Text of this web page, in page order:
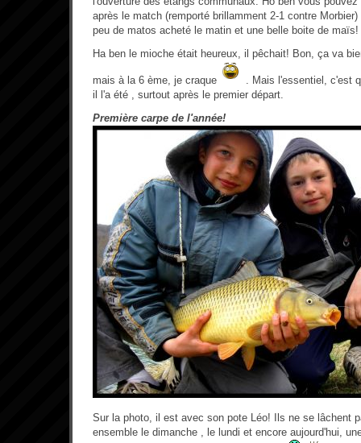
après le match (remporté brillamment 2-1 contre
peu de matos acheté le matin et une belle boite de maïs!
Ha ben le mioche était heureux, il pêchait! Bon, ça va
mais à la 6 ème, je craque
. Mais l'essentiel, c'est
il l'a été , surtout après le premier départ.
Première carpe de l'année!
Sur la photo, il est avec son pote Léo! Ils ne se lâchent
ensemble le dimanche , le lundi et encore aujourd'hui,